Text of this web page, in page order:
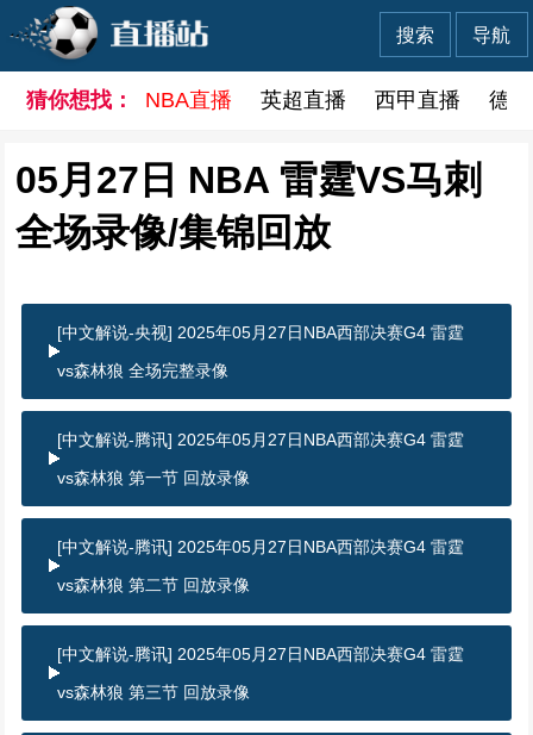
导航
搜索
猜你想找： NBA直播 英超直播 西甲直播 德
05月27日 NBA 雷霆VS马刺
全场录像/集锦回放
[中文解说-央视] 2025年05月27日NBA西部决赛G4 雷霆
vs森林狼 全场完整录像
[中文解说-腾讯] 2025年05月27日NBA西部决赛G4 雷霆
vs森林狼 第一节 回放录像
[中文解说-腾讯] 2025年05月27日NBA西部决赛G4 雷霆
vs森林狼 第二节 回放录像
[中文解说-腾讯] 2025年05月27日NBA西部决赛G4 雷霆
vs森林狼 第三节 回放录像